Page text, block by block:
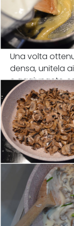
Una volta
densa, unitela
e aggiungete,